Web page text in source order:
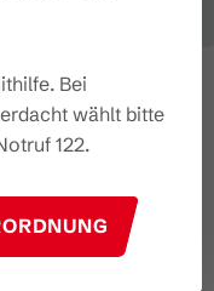
Bei
wählt bitte
122.